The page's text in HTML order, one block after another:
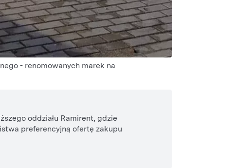
- renomowanych marek na
oddziału Ramirent, gdzie
preferencyjną ofertę zakupu